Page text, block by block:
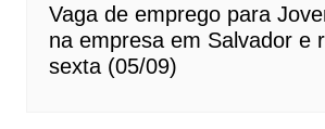
Vaga de emprego para
na empresa em Salvador e
sexta (05/09)